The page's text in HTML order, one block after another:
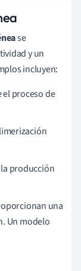
se
y un
incluyen:
proceso de
producción
una
Un modelo